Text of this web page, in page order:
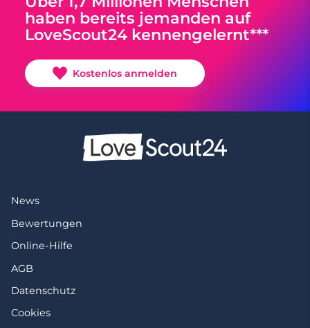
haben bereits jemanden auf
LoveScout24 kennengelernt***
Kostenlos anmelden
News
Bewertungen
Online-Hilfe
AGB
Datenschutz
Cookies